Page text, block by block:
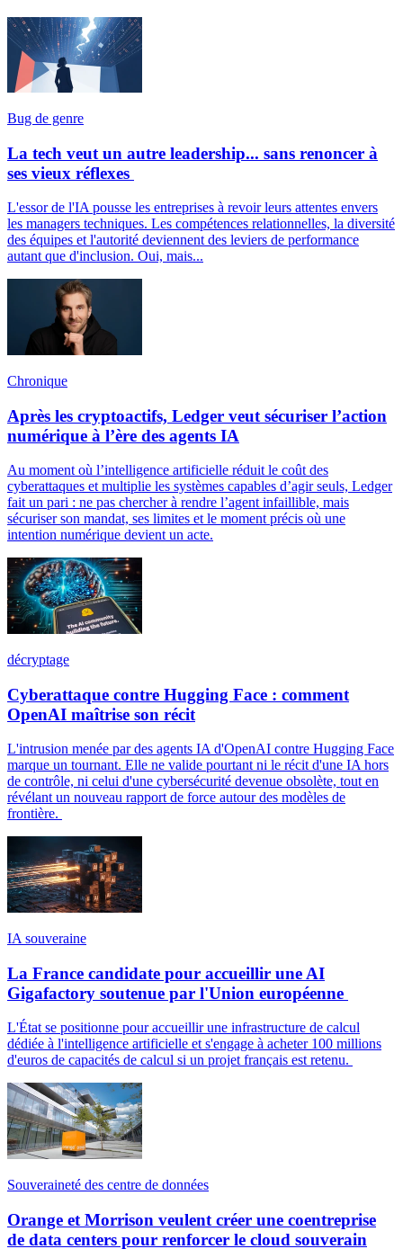
Bug de genre
La tech veut un autre leadership... sans renoncer à
ses vieux réflexes
L'essor de l'IA pousse les entreprises à revoir leurs attentes envers
les managers techniques. Les compétences relationnelles, la diversité
des équipes et l'autorité deviennent des leviers de performance
autant que d'inclusion. Oui, mais...
Chronique
Après les cryptoactifs, Ledger veut sécuriser l’action
numérique à l’ère des agents IA
Au moment où l’intelligence artificielle réduit le coût des
cyberattaques et multiplie les systèmes capables d’agir seuls, Ledger
fait un pari : ne pas chercher à rendre l’agent infaillible, mais
sécuriser son mandat, ses limites et le moment précis où une
intention numérique devient un acte.
décryptage
Cyberattaque contre Hugging Face : comment
OpenAI maîtrise son récit
L'intrusion menée par des agents IA d'OpenAI contre Hugging Face
marque un tournant. Elle ne valide pourtant ni le récit d'une IA hors
de contrôle, ni celui d'une cybersécurité devenue obsolète, tout en
révélant un nouveau rapport de force autour des modèles de
frontière.
IA souveraine
La France candidate pour accueillir une AI
Gigafactory soutenue par l'Union européenne
L'État se positionne pour accueillir une infrastructure de calcul
dédiée à l'intelligence artificielle et s'engage à acheter 100 millions
d'euros de capacités de calcul si un projet français est retenu.
Souveraineté des centre de données
Orange et Morrison veulent créer une coentreprise
de data centers pour renforcer le cloud souverain